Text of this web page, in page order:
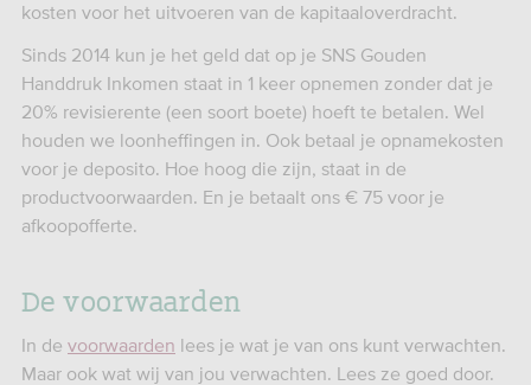
kosten voor het uitvoeren van de kapitaaloverdracht.
Sinds 2014 kun je het geld dat op je SNS Gouden
Handdruk Inkomen staat in 1 keer opnemen zonder dat je
20% revisierente (een soort boete) hoeft te betalen. Wel
houden we loonheffingen in. Ook betaal je opnamekosten
voor je deposito. Hoe hoog die zijn, staat in de
productvoorwaarden. En je betaalt ons € 75 voor je
afkoopofferte.
De voorwaarden
In de voorwaarden lees je wat je van ons kunt verwachten.
Maar ook wat wij van jou verwachten. Lees ze goed door.